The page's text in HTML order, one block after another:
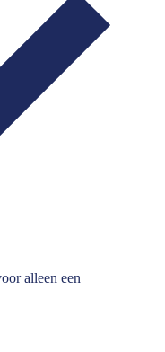
alleen een